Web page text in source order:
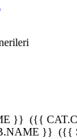
}} ({{
}} ({{